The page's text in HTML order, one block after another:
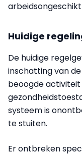
arbeidsongeschikt
Huidige
De huidige
inschatting van
beoogde
systeem is
te stuiten.
Er ontbreken